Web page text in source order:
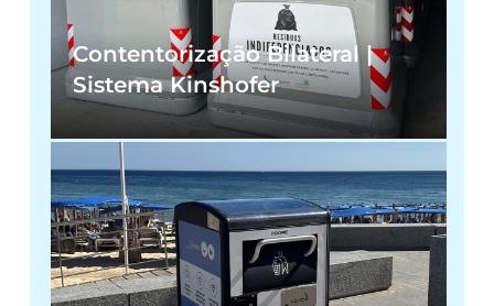
Contentorização Bilateral |
Sistema Kinshofer